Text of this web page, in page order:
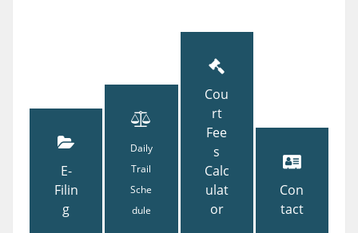
E-
Filin
g
Daily
Trail
Sche
dule
Cou
rt
Fee
s
Calc
ulat
or
Con
tact